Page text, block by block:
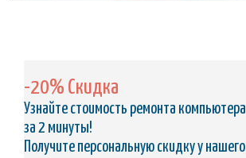
-20% Скидка
Узнайте стоимость ремонта компьютера
за 2 минуты!
Получите персональную скидку у нашего